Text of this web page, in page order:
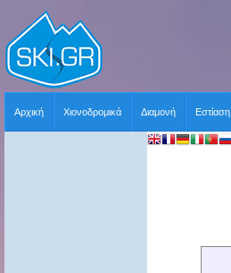
Αρχική Χιονοδρομικά Διαμονή Εστίαση